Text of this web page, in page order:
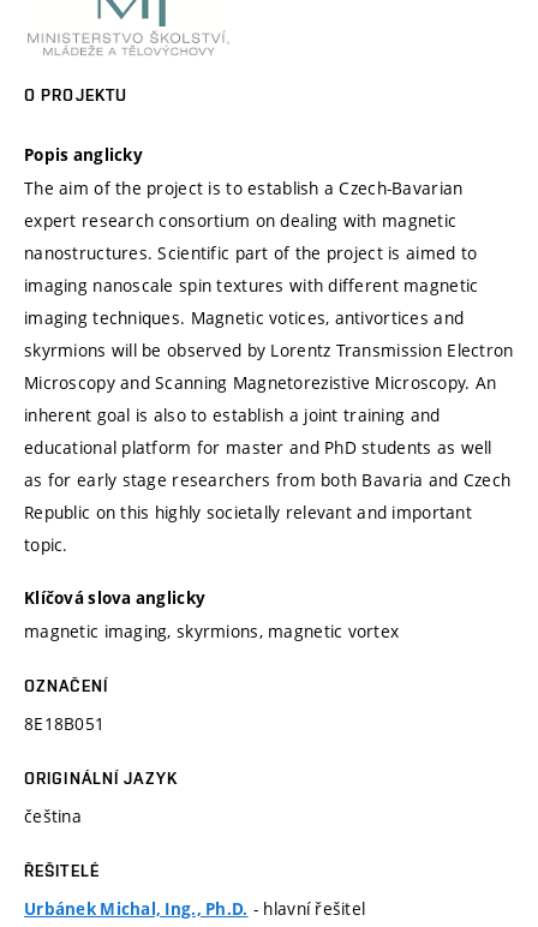
O PROJEKTU
Popis anglicky
The aim of the project is to establish a Czech-Bavarian
expert research consortium on dealing with magnetic
nanostructures. Scientific part of the project is aimed to
imaging nanoscale spin textures with different magnetic
imaging techniques. Magnetic votices, antivortices and
skyrmions will be observed by Lorentz Transmission Electron
Microscopy and Scanning Magnetorezistive Microscopy. An
inherent goal is also to establish a joint training and
educational platform for master and PhD students as well
as for early stage researchers from both Bavaria and Czech
Republic on this highly societally relevant and important
topic.
Klíčová slova anglicky
magnetic imaging, skyrmions, magnetic vortex
OZNAČENÍ
8E18B051
ORIGINÁLNÍ JAZYK
čeština
ŘEŠITELÉ
Urbánek Michal, Ing., Ph.D. - hlavní řešitel